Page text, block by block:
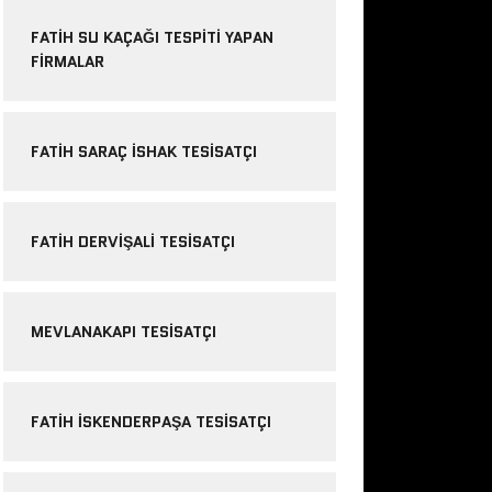
FATIH SU KAÇAĞI TESPITI YAPAN
FIRMALAR
FATIH SARAÇ ISHAK TESISATÇI
FATIH DERVIŞALI TESISATÇI
MEVLANAKAPI TESISATÇI
FATIH ISKENDERPAŞA TESISATÇI